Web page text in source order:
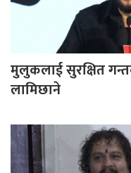
मुलुकलाई सुरक्षित
लामिछाने